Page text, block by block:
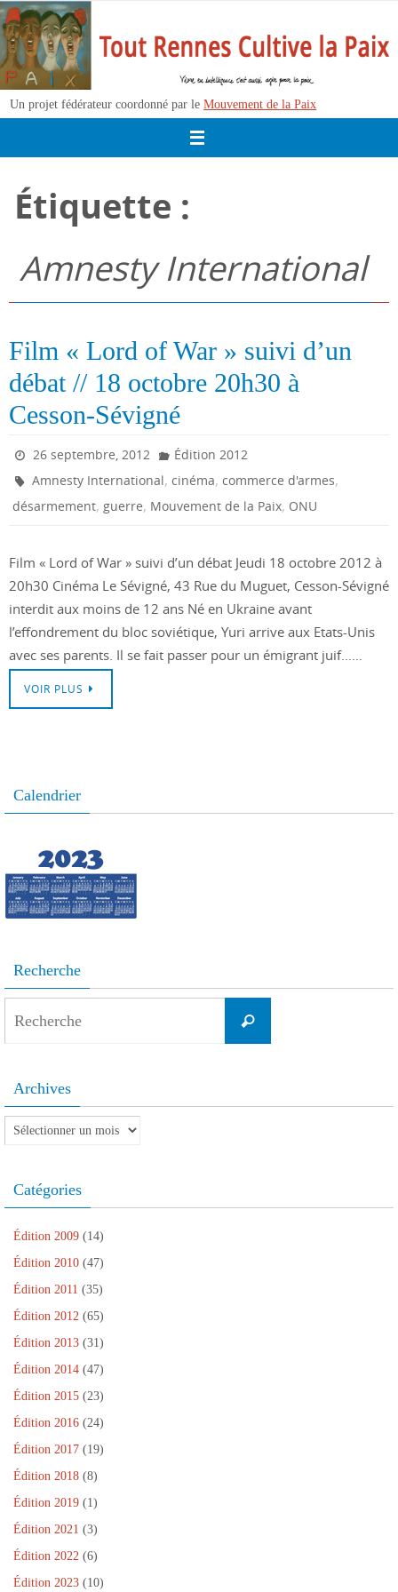
Passer
vers
le
contenu
Un projet fédérateur coordonné par leMouvement de la Paix
Étiquette :
Amnesty International
Film « Lord of War » suivi d’un
débat // 18 octobre 20h30 à
Cesson-Sévigné
26 septembre, 2012
Édition 2012
Amnesty International,cinéma,commerce d'armes,
désarmement, guerre, Mouvement de la Paix, ONU
Film « Lord of War » suivi d’un débat Jeudi 18 octobre 2012 à
20h30 Cinéma Le Sévigné, 43 Rue du Muguet, Cesson-Sévigné
interdit aux moins de 12 ans Né en Ukraine avant
l’effondrement du bloc soviétique, Yuri arrive aux Etats-Unis
avec ses parents. Il se fait passer pour un émigrant juif……
VOIR PLUS
Calendrier
Recherche
Recherche
Archives
Archives
Catégories
Édition 2009 (14)
Édition 2010 (47)
Édition 2011 (35)
Édition 2012 (65)
Édition 2013 (31)
Édition 2014 (47)
Édition 2015 (23)
Édition 2016 (24)
Édition 2017 (19)
Édition 2018 (8)
Édition 2019 (1)
Édition 2021 (3)
Édition 2022 (6)
Édition 2023 (10)